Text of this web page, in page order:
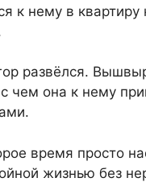
к нему в квартиру
развёлся.
чем она к нему
время просто
жизнью без